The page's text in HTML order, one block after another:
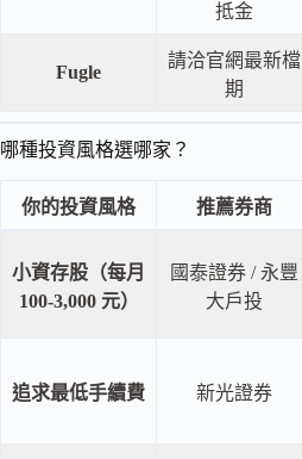
抵金
Fugle
請洽官網最新檔
期
哪種投資風格選哪家？
你的投資風格 推薦券商
小資存股（每月
100-3,000 元）
國泰證券 / 永豐
大戶投
追求最低手續費 新光證券